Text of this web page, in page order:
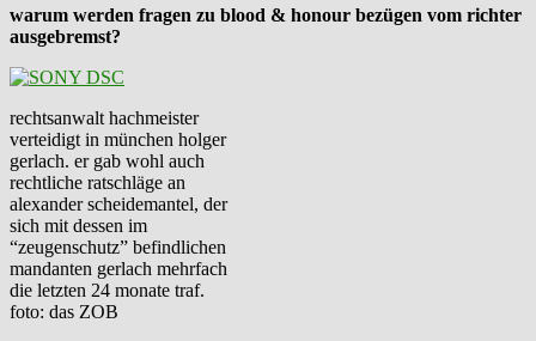
warum werden fragen zu blood & honour bezügen vom richter
ausgebremst?
rechtsanwalt hachmeister
verteidigt in münchen holger
gerlach. er gab wohl auch
rechtliche ratschläge an
alexander scheidemantel, der
sich mit dessen im
“zeugenschutz” befindlichen
mandanten gerlach mehrfach
die letzten 24 monate traf.
foto: das ZOB